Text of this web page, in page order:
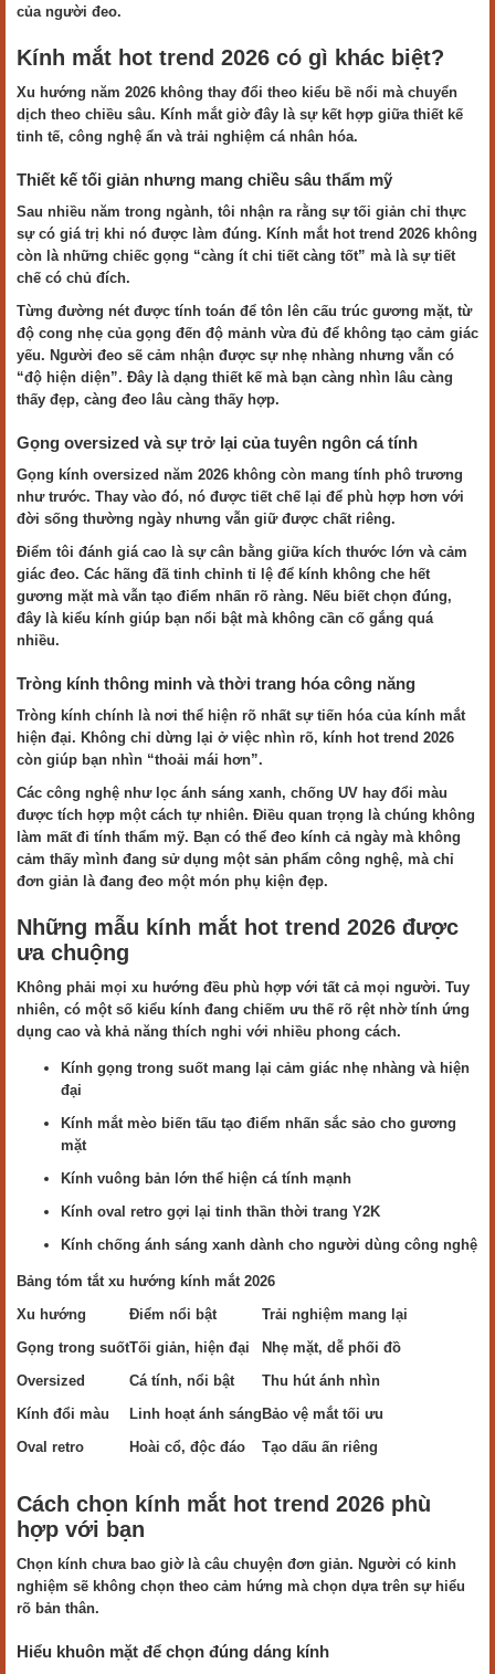
của người đeo.
Kính mắt hot trend 2026 có gì khác biệt?
Xu hướng năm 2026 không thay đổi theo kiểu bề nổi mà chuyển
dịch theo chiều sâu. Kính mắt giờ đây là sự kết hợp giữa thiết kế
tinh tế, công nghệ ẩn và trải nghiệm cá nhân hóa.
Thiết kế tối giản nhưng mang chiều sâu thẩm mỹ
Sau nhiều năm trong ngành, tôi nhận ra rằng sự tối giản chỉ thực
sự có giá trị khi nó được làm đúng. Kính mắt hot trend 2026 không
còn là những chiếc gọng “càng ít chi tiết càng tốt” mà là sự tiết
chế có chủ đích.
Từng đường nét được tính toán để tôn lên cấu trúc gương mặt, từ
độ cong nhẹ của gọng đến độ mảnh vừa đủ để không tạo cảm giác
yếu. Người đeo sẽ cảm nhận được sự nhẹ nhàng nhưng vẫn có
“độ hiện diện”. Đây là dạng thiết kế mà bạn càng nhìn lâu càng
thấy đẹp, càng đeo lâu càng thấy hợp.
Gọng oversized và sự trở lại của tuyên ngôn cá tính
Gọng kính oversized năm 2026 không còn mang tính phô trương
như trước. Thay vào đó, nó được tiết chế lại để phù hợp hơn với
đời sống thường ngày nhưng vẫn giữ được chất riêng.
Điểm tôi đánh giá cao là sự cân bằng giữa kích thước lớn và cảm
giác đeo. Các hãng đã tinh chỉnh tỉ lệ để kính không che hết
gương mặt mà vẫn tạo điểm nhấn rõ ràng. Nếu biết chọn đúng,
đây là kiểu kính giúp bạn nổi bật mà không cần cố gắng quá
nhiều.
Tròng kính thông minh và thời trang hóa công năng
Tròng kính chính là nơi thể hiện rõ nhất sự tiến hóa của kính mắt
hiện đại. Không chỉ dừng lại ở việc nhìn rõ, kính hot trend 2026
còn giúp bạn nhìn “thoải mái hơn”.
Các công nghệ như lọc ánh sáng xanh, chống UV hay đổi màu
được tích hợp một cách tự nhiên. Điều quan trọng là chúng không
làm mất đi tính thẩm mỹ. Bạn có thể đeo kính cả ngày mà không
cảm thấy mình đang sử dụng một sản phẩm công nghệ, mà chỉ
đơn giản là đang đeo một món phụ kiện đẹp.
Những mẫu kính mắt hot trend 2026 được
ưa chuộng
Không phải mọi xu hướng đều phù hợp với tất cả mọi người. Tuy
nhiên, có một số kiểu kính đang chiếm ưu thế rõ rệt nhờ tính ứng
dụng cao và khả năng thích nghi với nhiều phong cách.
Kính gọng trong suốt mang lại cảm giác nhẹ nhàng và hiện
đại
Kính mắt mèo biến tấu tạo điểm nhấn sắc sảo cho gương
mặt
Kính vuông bản lớn thể hiện cá tính mạnh
Kính oval retro gợi lại tinh thần thời trang Y2K
Kính chống ánh sáng xanh dành cho người dùng công nghệ
Bảng tóm tắt xu hướng kính mắt 2026
Xu hướng
Điểm nổi bật
Trải nghiệm mang lại
Gọng trong suốtTối giản, hiện đại
Nhẹ mặt, dễ phối đồ
Oversized
Cá tính, nổi bật
Thu hút ánh nhìn
Kính đổi màu
Linh hoạt ánh sáng Bảo vệ mắt tối ưu
Oval retro
Hoài cổ, độc đáo Tạo dấu ấn riêng
Cách chọn kính mắt hot trend 2026 phù
hợp với bạn
Chọn kính chưa bao giờ là câu chuyện đơn giản. Người có kinh
nghiệm sẽ không chọn theo cảm hứng mà chọn dựa trên sự hiểu
rõ bản thân.
Hiểu khuôn mặt để chọn đúng dáng kính